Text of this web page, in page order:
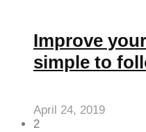
Improve
simple to
April 24, 2019
2